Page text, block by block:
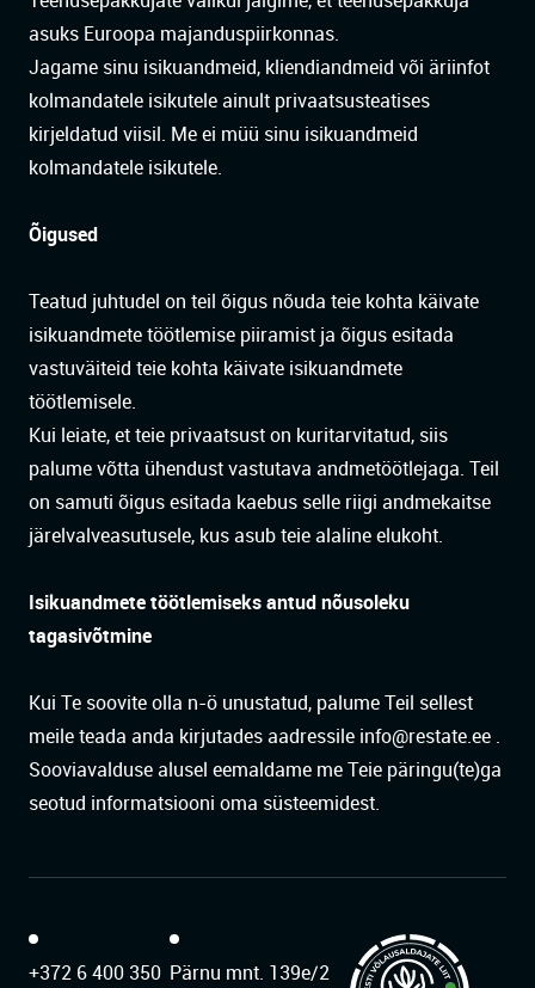
asuks Euroopa majanduspiirkonnas.
Jagame sinu isikuandmeid, kliendiandmeid või äriinfot
kolmandatele isikutele ainult privaatsusteatises
kirjeldatud viisil. Me ei müü sinu isikuandmeid
kolmandatele isikutele.
Õigused
Teatud juhtudel on teil õigus nõuda teie kohta käivate
isikuandmete töötlemise piiramist ja õigus esitada
vastuväiteid teie kohta käivate isikuandmete
töötlemisele.
Kui leiate, et teie privaatsust on kuritarvitatud, siis
palume võtta ühendust vastutava andmetöötlejaga. Teil
on samuti õigus esitada kaebus selle riigi andmekaitse
järelvalveasutusele, kus asub teie alaline elukoht.
Isikuandmete töötlemiseks antud nõusoleku
tagasivõtmine
Kui Te soovite olla n-ö unustatud, palume Teil sellest
meile teada anda kirjutades aadressile info@restate.ee
Sooviavalduse alusel eemaldame me Teie päringu(te)ga
seotud informatsiooni oma süsteemidest.
+372 6 400 350 Pärnu mnt. 139e/2